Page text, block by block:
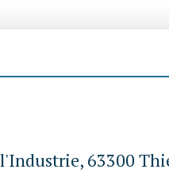
63300